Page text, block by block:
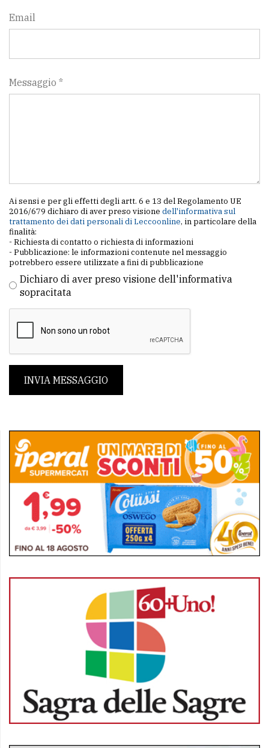
Email
Messaggio *
Ai sensi e per gli effetti degli artt. 6 e 13 del Regolamento UE
2016/679 dichiaro di aver preso visione dell'informativa sul
trattamento dei dati personali di Leccoonline, in particolare della
finalità:
- Richiesta di contatto o richiesta di informazioni
- Pubblicazione: le informazioni contenute nel messaggio
potrebbero essere utilizzate a fini di pubblicazione
Dichiaro di aver preso visione dell'informativa
sopracitata
INVIA MESSAGGIO